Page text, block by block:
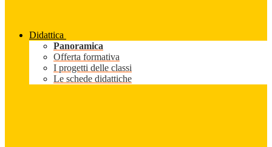
Didattica
Panoramica
Offerta formativa
I progetti delle classi
Le schede didattiche